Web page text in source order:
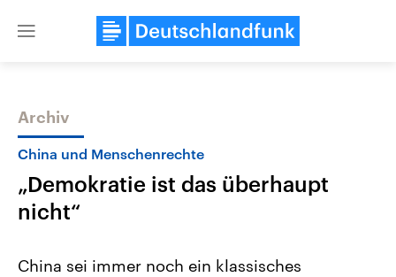
Close
Themen
Archiv
China und Menschenrechte
„Demokratie ist das überhaupt
nicht“
China sei immer noch ein klassisches